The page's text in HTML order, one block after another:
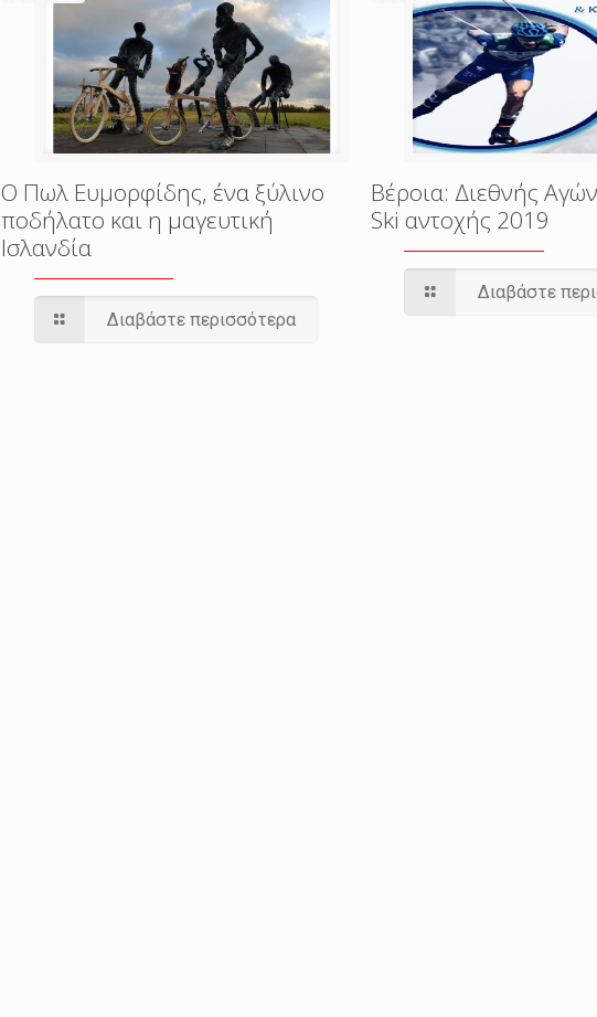
Ο Πωλ Ευμορφίδης, ένα ξύλινο
ποδήλατο και η μαγευτική
Ισλανδία
Διαβάστε περισσότερα
Βέροια: Διεθνής
Ski αντοχής 2019
Διαβάστε